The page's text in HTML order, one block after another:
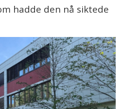
hadde den nå siktede